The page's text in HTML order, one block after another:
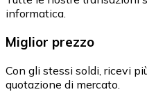
informatica.
Miglior prezzo
Con gli stessi soldi, ricevi
quotazione di mercato.